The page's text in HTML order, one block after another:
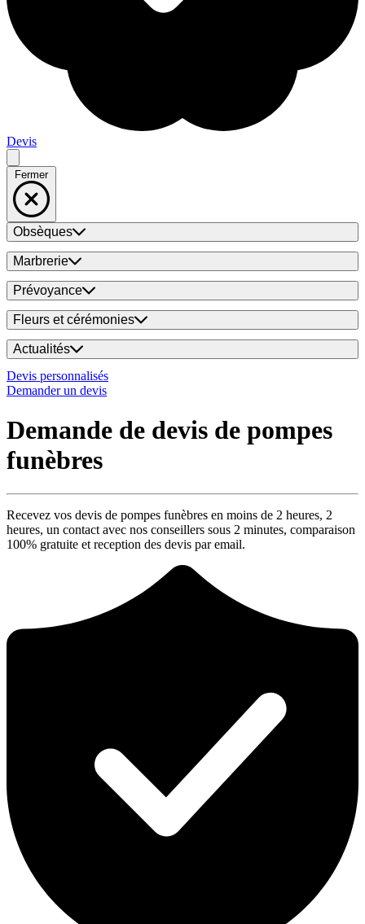
Devis
Fermer
Obsèques
Marbrerie
Prévoyance
Fleurs et cérémonies
Actualités
Devis personnalisés
Demander un devis
Demande de devis de pompes
funèbres
Recevez vos devis de pompes funèbres en moins de 2 heures, 2
heures, un contact avec nos conseillers sous 2 minutes, comparaison
100% gratuite et reception des devis par email.